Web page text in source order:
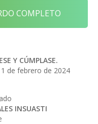
COMPLETO
Y CÚMPLASE.
de febrero de 2024
INSUASTI